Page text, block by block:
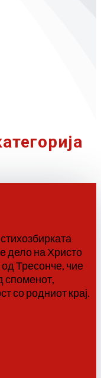
дело на Христо
Тресонче, чие
споменот,
со родниот крај.